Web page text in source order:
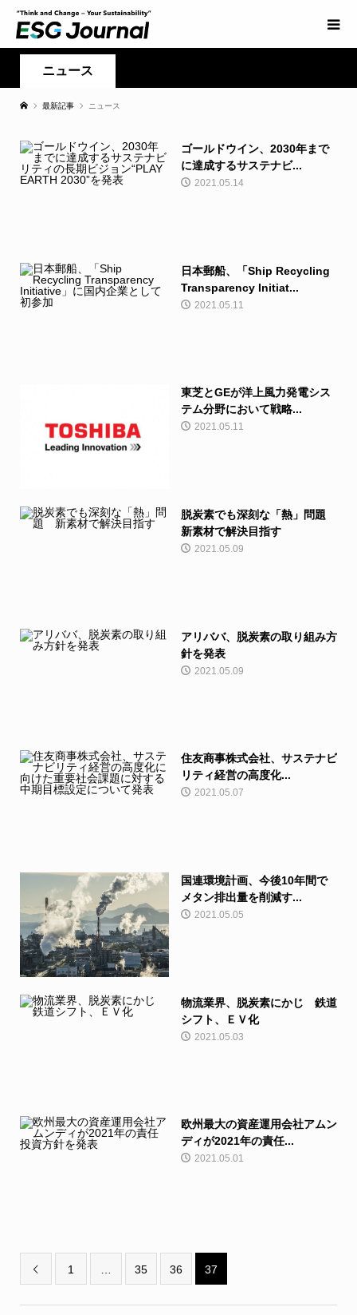
ニュース
最新記事 ニュース
ゴールドウイン、2030年まで
に達成するサステナビ...
2021.05.14
日本郵船、「Ship Recycling
Transparency Initiat...
2021.05.11
東芝とGEが洋上風力発電シス
テム分野において戦略...
2021.05.11
脱炭素でも深刻な「熱」問題
新素材で解決目指す
2021.05.09
アリババ、脱炭素の取り組み方
針を発表
2021.05.09
住友商事株式会社、サステナビ
リティ経営の高度化...
2021.05.07
国連環境計画、今後10年間で
メタン排出量を削減す...
2021.05.05
物流業界、脱炭素にかじ 鉄道
シフト、ＥＶ化
2021.05.03
欧州最大の資産運用会社アムン
ディが2021年の責任...
2021.05.01
 1 35 36 37